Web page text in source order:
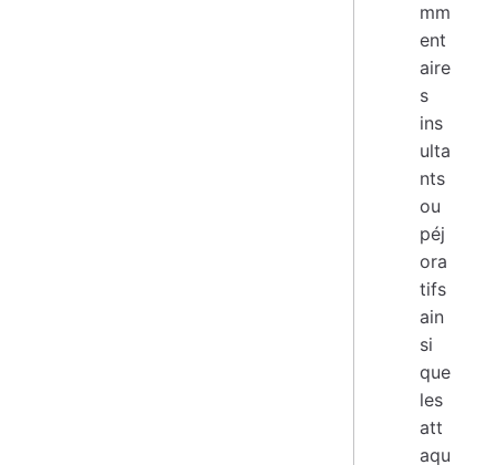
mm
ent
aire
s
ins
ulta
nts
ou
péj
ora
tifs
ain
si
que
les
att
aqu